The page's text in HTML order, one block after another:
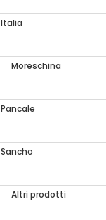
Italia
Moreschina
Pancale
Sancho
Altri prodotti